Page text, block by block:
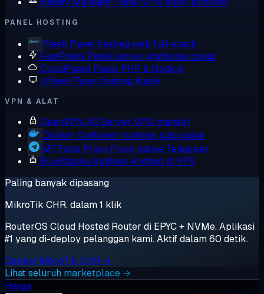
PANEL HOSTING
Plesk Panel hosting web full-stack
FastPanel Panel server gratis dan cepat
CloudPanel Panel PHP & Node.js
cPanel Panel hosting klasik
VPN & ALAT
OpenVPN AS Server VPN mandiri
Docker Container runtime, siap pakai
MTProto Proxy Proxy native Telegram
BlueStacks Aplikasi Android di VPS
Paling banyak dipasang
MikroTik CHR, dalam 1 klik
RouterOS Cloud Hosted Router di EPYC + NVMe. Aplikasi
#1 yang di-deploy pelanggan kami. Aktif dalam 60 detik.
Deploy MikroTik CHR →
Lihat seluruh marketplace →
Harga